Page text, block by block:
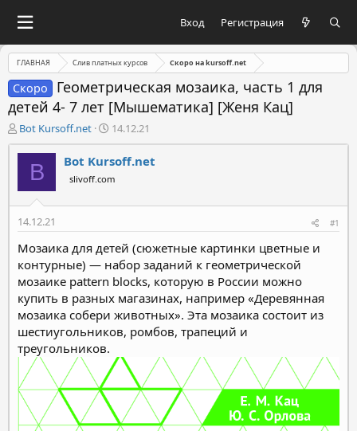
Вход Регистрация
ГЛАВНАЯ Слив платных курсов Скоро на kursoff.net
Скоро
Геометрическая мозаика, часть 1 для
детей 4- 7 лет [Мышематика] [Женя Кац]
А
в
т
м
ы
Bot Kursoff.net
Д
а
т
а
н
а
а
14.12.21
B Bot Kursoff.net
slivoff.com
14.12.21 #1
Мозаика для детей (сюжетные картинки цветные и
контурные) — набор заданий к геометрической
мозаике pattern blocks, которую в России можно
купить в разных магазинах, например «Деревянная
мозаика собери животных». Эта мозаика состоит из
шестиугольников, ромбов, трапеций и
треугольников.